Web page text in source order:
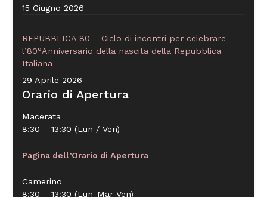
15 Giugno 2026
REPUBBLICA 80 – Ciclo di incontri per celebrare
l’80°Anniversario della nascita della Repubblica
Italiana
29 Aprile 2026
Orario di Apertura
Macerata
8:30 – 13:30 (Lun / Ven)
Pagina dell’Orario di Apertura
Camerino
8:30 – 13:30 (Lun-Mar-Ven)